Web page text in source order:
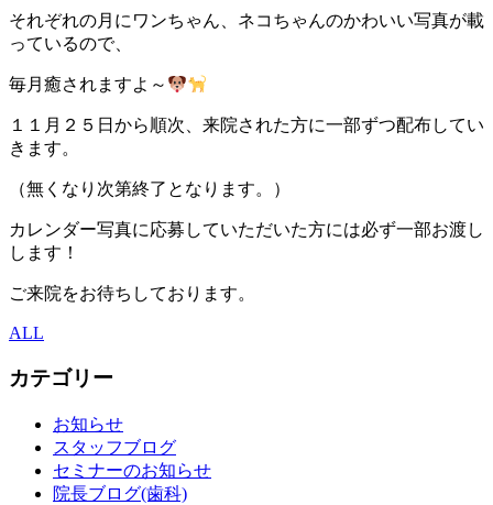
それぞれの月にワンちゃん、ネコちゃんのかわいい写真が載
っているので、
毎月癒されますよ～
１１月２５日から順次、来院された方に一部ずつ配布してい
きます。
（無くなり次第終了となります。）
カレンダー写真に応募していただいた方には必ず一部お渡し
します！
ご来院をお待ちしております。
ALL
カテゴリー
お知らせ
スタッフブログ
セミナーのお知らせ
院長ブログ(歯科)